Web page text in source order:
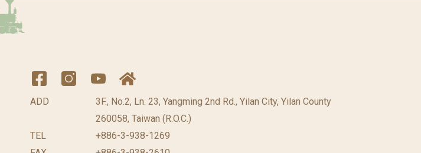
ADD
3F., No.2, Ln. 23, Yangming 2nd Rd., Yilan City, Yilan County
260058, Taiwan (R.O.C.)
TEL
+886-3-938-1269